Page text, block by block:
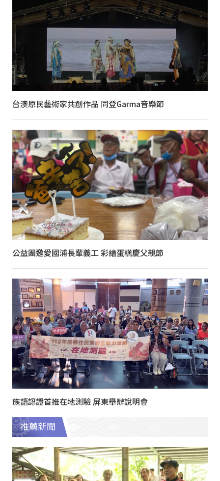
台澳原民藝術家共創作品 同登Garma音樂節
公益團邀愛國浦長輩義工 彩繪蛋糕慶父親節
族語認證首推在地測驗 屏東舉辦說明會
推薦新聞